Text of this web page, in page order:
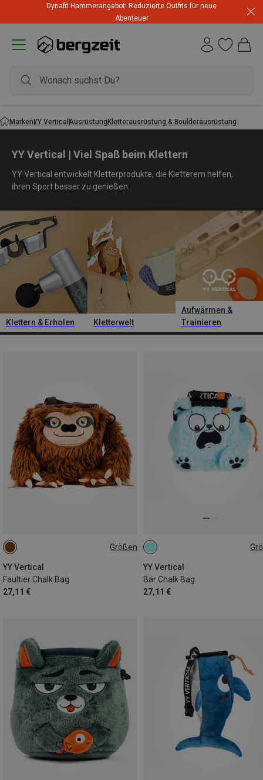
Dynafit Hammerangebot! Reduzierte Outfits für neue
Abenteuer
MarkenYY Vertical AusrüstungKletterausrüstung & Boulderausrüstung
YY Vertical | Viel Spaß beim Klettern
YY Vertical entwickelt Kletterprodukte, die Kletterern helfen,
ihren Sport besser zu genießen.
Klettern & Erholen Kletterwelt
Aufwärmen &
Trainieren
Größen
YY Vertical
Faultier Chalk Bag
27,11 €
ONE SIZE
YY Vertical
Bär Chalk Bag
27,11 €
ONE SIZE